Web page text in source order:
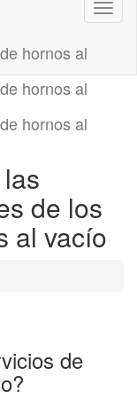
de los
al vacío
de